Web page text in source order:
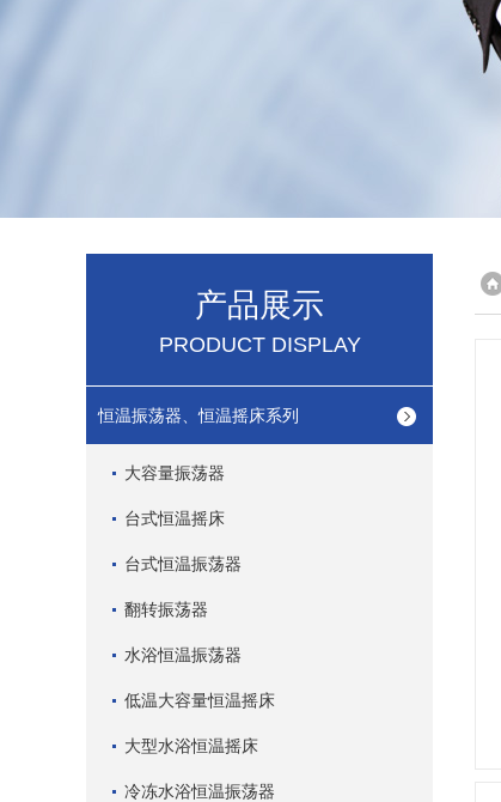
产品展示
PRODUCT DISPLAY
恒温振荡器、恒温摇床系列
大容量振荡器
台式恒温摇床
台式恒温振荡器
翻转振荡器
水浴恒温振荡器
低温大容量恒温摇床
大型水浴恒温摇床
冷冻水浴恒温振荡器